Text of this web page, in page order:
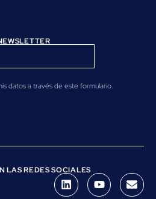
datos a través de este formulario.
LAS REDES SOCIALES